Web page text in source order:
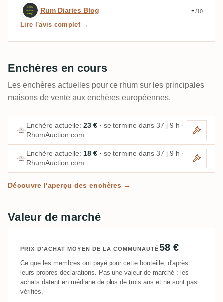
Avis d’expert par Rum Diaries Blog
Rum Diaries Blog -/10
Lire l'avis complet →
Enchères en cours
Les enchères actuelles pour ce rhum sur les principales
maisons de vente aux enchères européennes.
Enchère actuelle: 23 € · se termine dans 37 j 9 h ·
RhumAuction.com
Enchère actuelle: 18 € · se termine dans 37 j 9 h ·
RhumAuction.com
Découvre l'aperçu des enchères →
Valeur de marché
PRIX D'ACHAT MOYEN DE LA COMMUNAUTÉ58 €
Ce que les membres ont payé pour cette bouteille, d'après
leurs propres déclarations. Pas une valeur de marché : les
achats datent en médiane de plus de trois ans et ne sont pas
vérifiés.